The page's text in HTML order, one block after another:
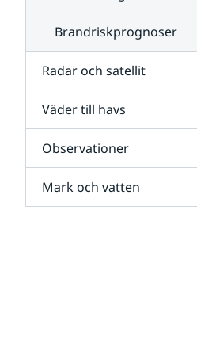
Brandriskprognoser
Radar och satellit
Väder till havs
Observationer
Mark och vatten